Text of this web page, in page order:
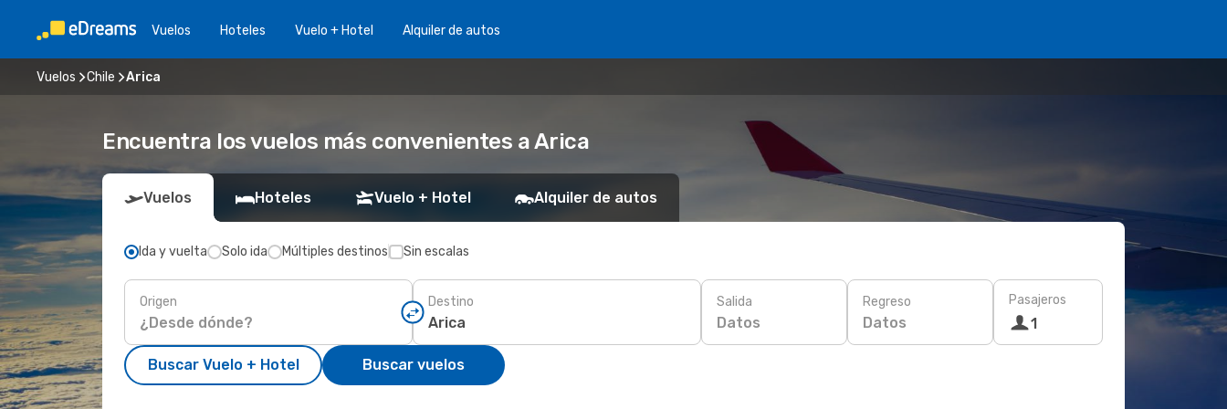
Vuelos Hoteles Vuelo + Hotel Alquiler de autos
Vuelos Chile Arica
Encuentra los vuelos más convenientes a Arica
Vuelos Hoteles Vuelo + Hotel Alquiler de autos
Ida y vuelta Solo ida Múltiples destinos Sin escalas
Origen Destino Salida
Datos
Regreso
Datos
Pasajeros
1
Buscar Vuelo + Hotel Buscar vuelos